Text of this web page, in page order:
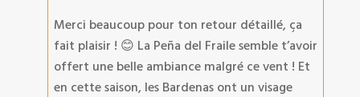
Merci beaucoup pour ton retour détaillé, ça
fait plaisir ! 😊 La Peña del Fraile semble t’avoir
offert une belle ambiance malgré ce vent ! Et
en cette saison, les Bardenas ont un visage